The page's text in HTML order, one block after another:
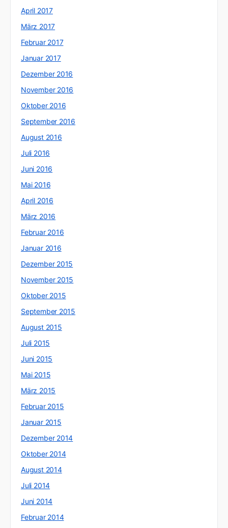
April 2017
März 2017
Februar 2017
Januar 2017
Dezember 2016
November 2016
Oktober 2016
September 2016
August 2016
Juli 2016
Juni 2016
Mai 2016
April 2016
März 2016
Februar 2016
Januar 2016
Dezember 2015
November 2015
Oktober 2015
September 2015
August 2015
Juli 2015
Juni 2015
Mai 2015
März 2015
Februar 2015
Januar 2015
Dezember 2014
Oktober 2014
August 2014
Juli 2014
Juni 2014
Februar 2014